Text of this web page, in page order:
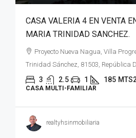
CASA VALERIA 4 EN VENTA
MARIA TRINIDAD SANCHEZ.
Proyecto Nueva Nagua, Villa
Trinidad Sánchez, 81503, República
3 2.5 1 185
CASA MULTI-FAMILIAR
realtyhsinmobiliaria